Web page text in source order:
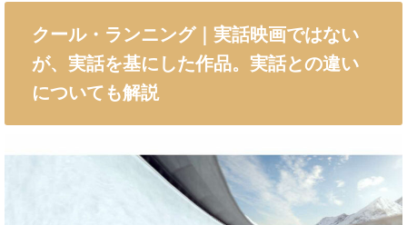
クール・ランニング｜実話映画ではない
が、実話を基にした作品。実話との違い
についても解説